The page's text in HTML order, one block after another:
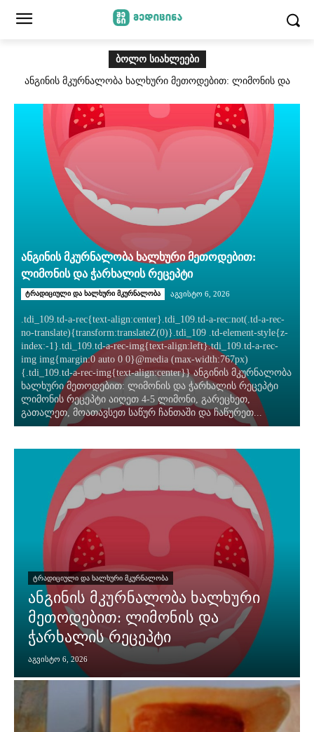
ᲑᲝᲚᲝ ᲡᲘᲐᲮᲚᲔᲔᲑᲘ
ანგინის მკურნალობა ხალხური მეთოდებით: ლიმონის და
ანგინის მკურნალობა ხალხური მეთოდებით:
ლიმონის და ჭარხალის რეცეპტი
ტრადიციული და ხალხური მკურნალობა აგვისტო 6, 2026
.tdi_109.td-a-rec{text-align:center}.tdi_109.td-a-rec:not(.td-a-rec-
no-translate){transform:translateZ(0)}.tdi_109 .td-element-style{z-
index:-1}.tdi_109.td-a-rec-img{text-align:left}.tdi_109.td-a-rec-
img img{margin:0 auto 0 0}@media (max-width:767px)
{.tdi_109.td-a-rec-img{text-align:center}} ანგინის მკურნალობა
ხალხური მეთოდებით: ლიმონის და ჭარხალის რეცეპტი
ლიმონის რეცეპტი აიღეთ 4-5 ლიმონი, გარეცხეთ,
გათალეთ, მოათავსეთ საწურ ჩანთაში და ჩაწურეთ...
ᲢᲠᲐᲓᲘᲪᲘᲣᲚᲘ ᲓᲐ ᲮᲐᲚᲮᲣᲠᲘ ᲛᲙᲣᲠᲜᲐᲚᲝᲑᲐ
ანგინის მკურნალობა ხალხური
მეთოდებით: ლიმონის და
ჭარხალის რეცეპტი
აგვისტო 6, 2026